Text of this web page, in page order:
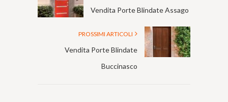
Vendita Porte Blindate Assago
PROSSIMI ARTICOLI
Vendita Porte Blindate
Buccinasco